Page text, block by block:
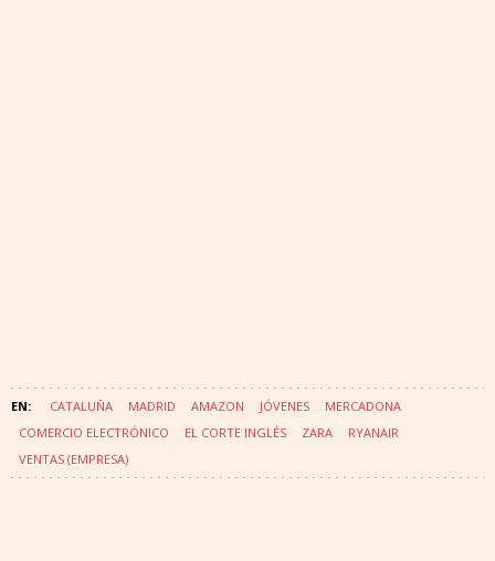
CATALUÑA MADRID AMAZON JÓVENES
MERCADONA
COMERCIO ELECTRÓNICO
EL CORTE INGLÉS ZARA
RYANAIR
VENTAS (EMPRESA)